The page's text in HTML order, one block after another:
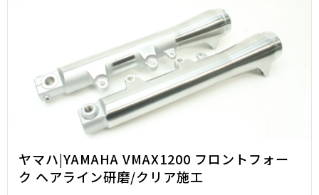
ヤマハ|YAMAHA VMAX1200 フロントフォー
ク ヘアライン研磨/クリア施工